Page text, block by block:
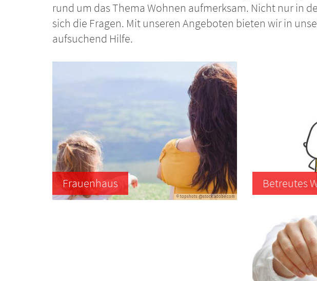
rund um das Thema Wohnen aufmerksam. Nicht nur in
sich die Fragen. Mit unseren Angeboten bieten wir in
aufsuchend Hilfe.
© topshots @stock.adobe.com
Frauenhaus Betreutes